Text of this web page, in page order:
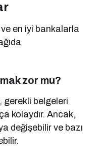
en iyi bankalarla
zor mu?
gerekli belgeleri
kolaydır. Ancak,
değişebilir ve bazı